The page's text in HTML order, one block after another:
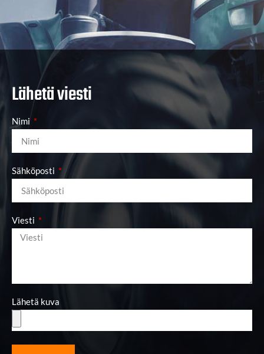
Lähetä viesti
Nimi
Sähköposti
Viesti
Lähetä kuva